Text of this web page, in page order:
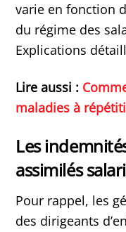
varie en fonction
du régime des
Explications
Lire aussi :
maladies à
Les
assimilés
Pour rappel, les
des dirigeants